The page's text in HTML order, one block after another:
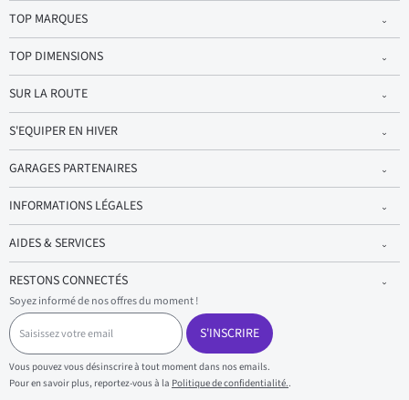
TOP MARQUES
TOP DIMENSIONS
SUR LA ROUTE
S'EQUIPER EN HIVER
GARAGES PARTENAIRES
INFORMATIONS LÉGALES
AIDES & SERVICES
RESTONS CONNECTÉS
Soyez informé de nos offres du moment !
S
a
i
s
i
s
S'INSCRIRE
Vous pouvez vous désinscrire à tout moment dans nos emails.
Pour en savoir plus, reportez-vous à la Politique de confidentialité..